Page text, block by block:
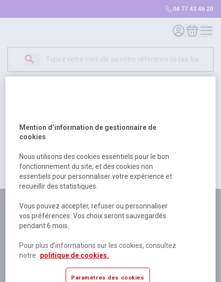
04 77 43 46 20
Mon compte
Mon
500
excuser pour la gêne occasionée.
Retour Retour à l'accueil
Plus de 180 personnes
à votre écoute
Plus de 80 000 références
disponibles
Expédition le jour même
si validation avant 12h
Mention d’information de gestionnaire de
cookies
Nous utilisons des cookies essentiels pour le bon
fonctionnement du site, et des cookies non
essentiels pour personnaliser votre expérience et
recueillir des statistiques.
Vous pouvez accepter, refuser ou personnaliser
vos préférences. Vos choix seront sauvegardés
pendant 6 mois.
Pour plus d’informations sur les cookies, consultez
notre
politique de cookies.
Paramètres des cookies